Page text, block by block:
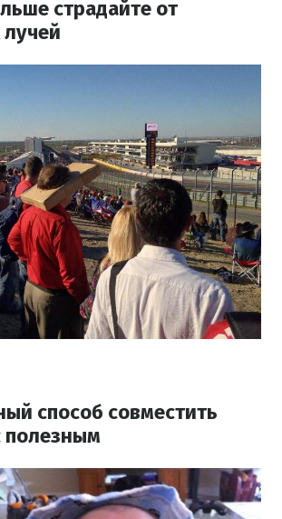
страдайте от
способ совместить
полезным